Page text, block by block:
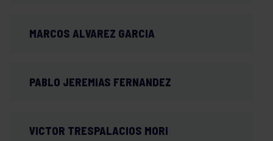
MARCOS ALVAREZ GARCIA
PABLO JEREMIAS FERNANDEZ
VICTOR TRESPALACIOS MORI